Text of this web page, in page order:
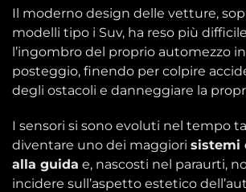
Il moderno design delle vetture,
modelli tipo i Suv, ha reso più
l’ingombro del proprio automezzo
posteggio, finendo per colpire
degli ostacoli e danneggiare la
I sensori si sono evoluti nel tempo
diventare uno dei maggiori sistemi
alla guida e, nascosti nel paraurti,
incidere sull’aspetto estetico